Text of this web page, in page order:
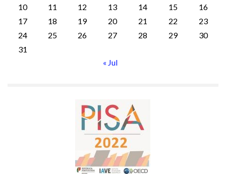
10
11 12 13 14 15
16
17
18 19 20 21 22
23
24
25 26 27 28 29
30
31
« Jul